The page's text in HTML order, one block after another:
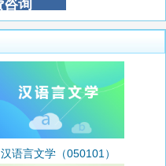
汉语言文学（050101）